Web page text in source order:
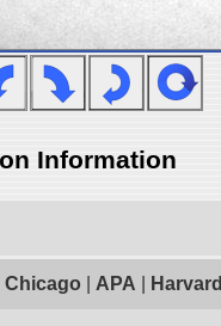
Information
Chicago APA Harvard